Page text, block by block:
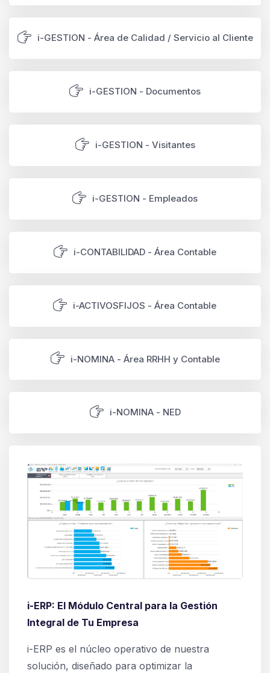
i-GESTION - Área de Calidad / Servicio al Cliente
i-GESTION - Documentos
i-GESTION - Visitantes
i-GESTION - Empleados
i-CONTABILIDAD - Área Contable
i-ACTIVOSFIJOS - Área Contable
i-NOMINA - Área RRHH y Contable
i-NOMINA - NED
i-ERP: El Módulo Central para la Gestión
Integral de Tu Empresa
i-ERP es el núcleo operativo de nuestra
solución, diseñado para optimizar la